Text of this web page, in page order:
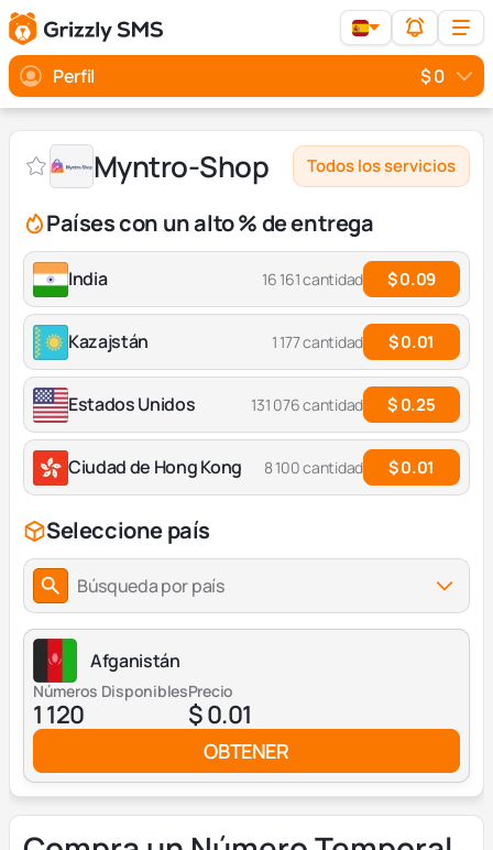
Perfil $ 0
Myntro-Shop Todos los servicios
Países con un alto % de entrega
India 16 161 cantidad $ 0.09
Kazajstán 1 177 cantidad $ 0.01
Estados Unidos 131 076 cantidad $ 0.25
Ciudad de Hong Kong 8 100 cantidad $ 0.01
Seleccione país
Búsqueda por país
Afganistán
Números Disponibles
1 120
Precio
$ 0.01
OBTENER